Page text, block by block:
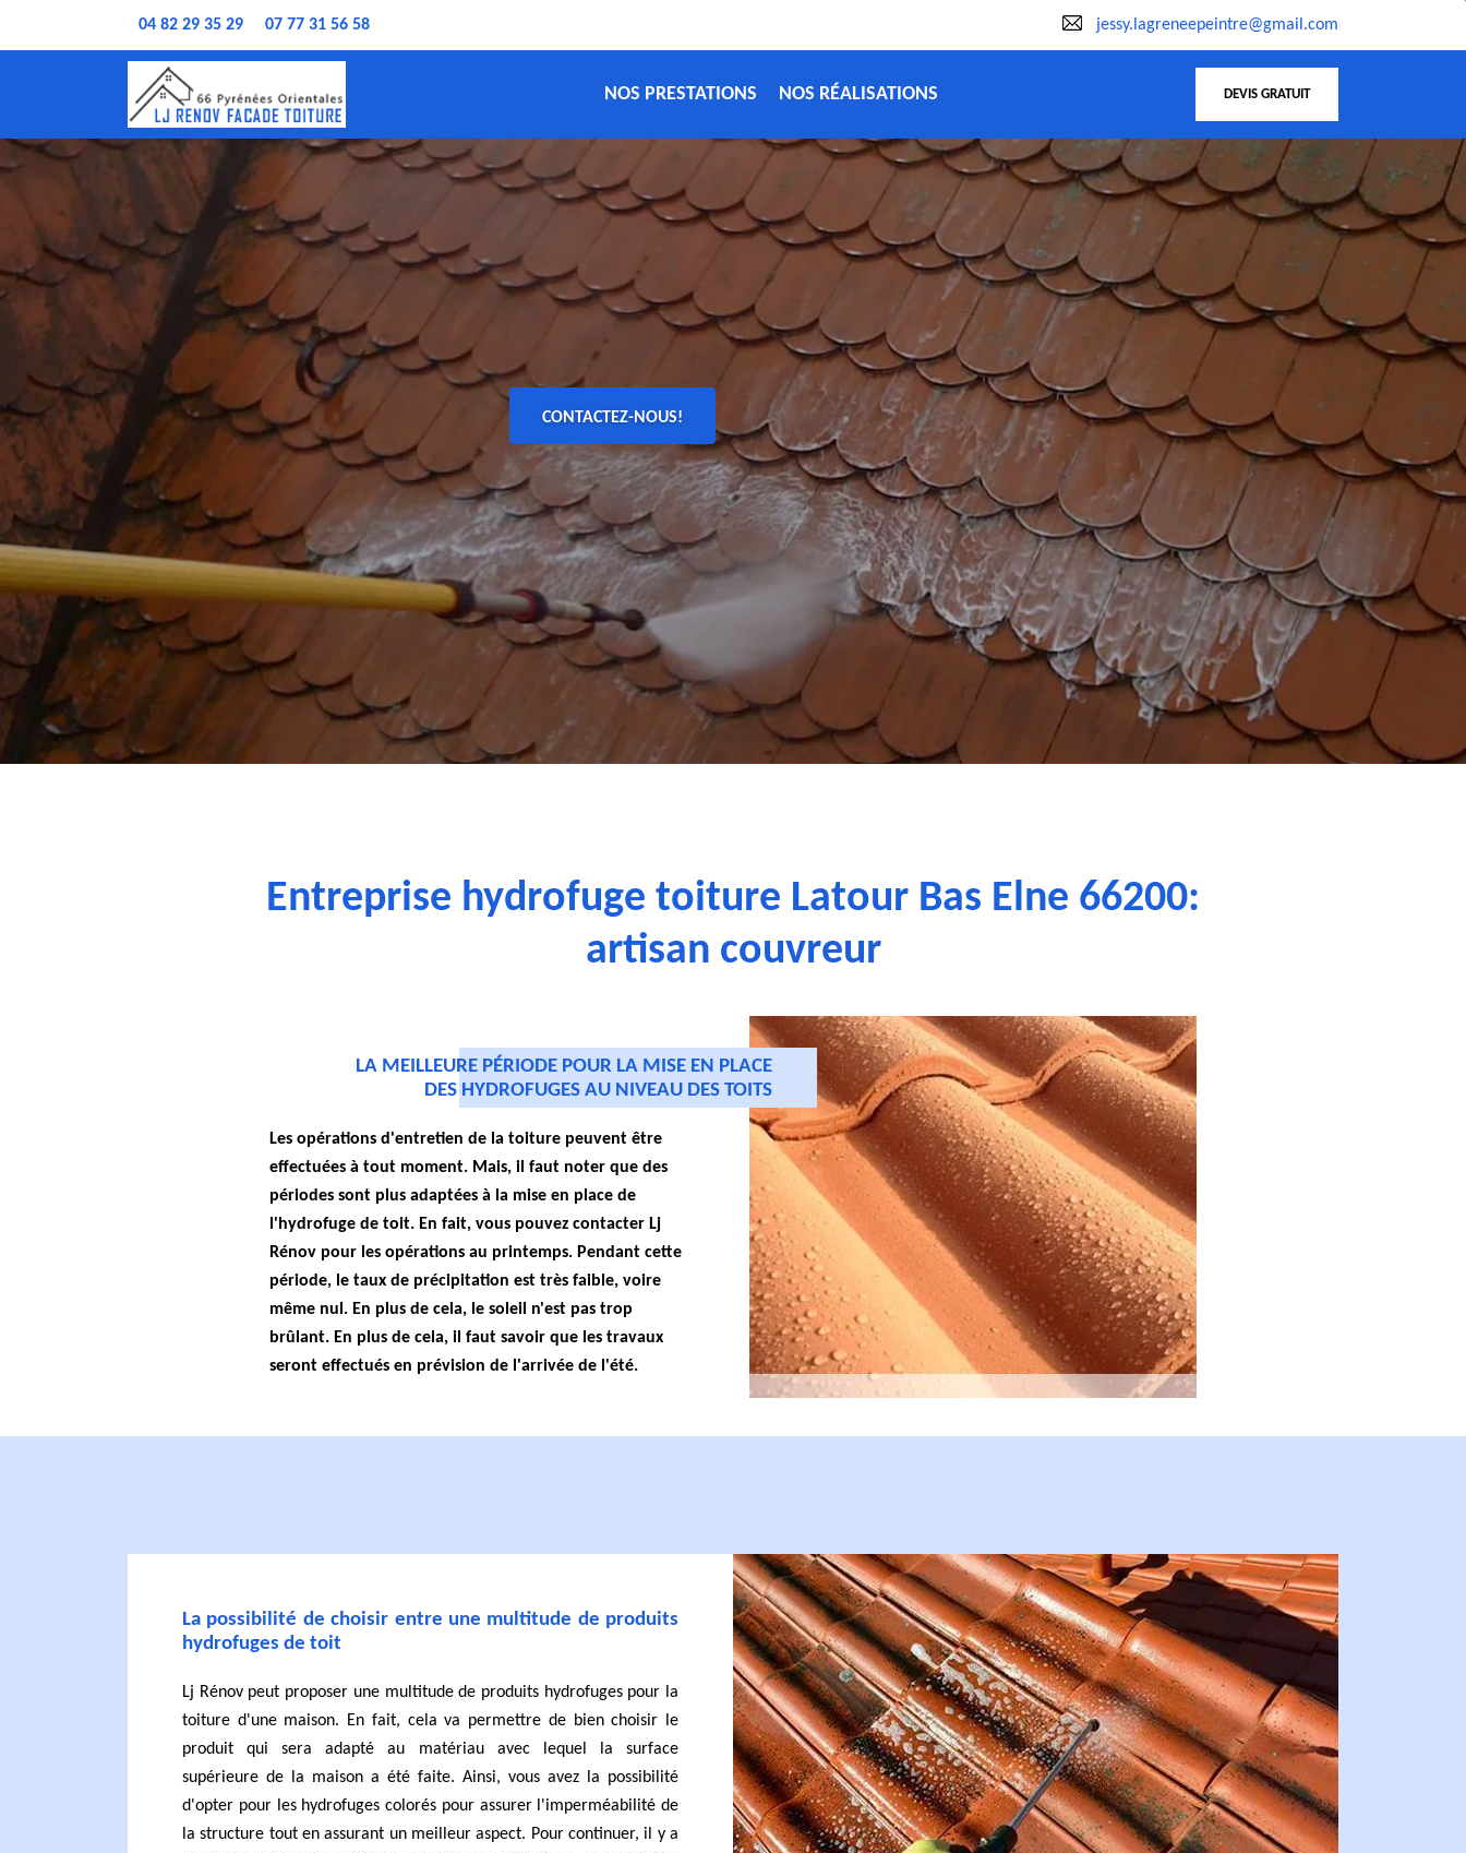
04 82 29 35 29 07 77 31 56 58 jessy.lagreneepeintre@gmail.com
NOS PRESTATIONS NOS RÉALISATIONS DEVIS GRATUIT
CONTACTEZ-NOUS!
Entreprise hydrofuge toiture Latour Bas Elne 66200:
artisan couvreur
LA MEILLEURE PÉRIODE POUR LA MISE EN PLACE
DES HYDROFUGES AU NIVEAU DES TOITS
Les opérations d'entretien de la toiture peuvent être
effectuées à tout moment. Mais, il faut noter que des
périodes sont plus adaptées à la mise en place de
l'hydrofuge de toit. En fait, vous pouvez contacter Lj
Rénov pour les opérations au printemps. Pendant cette
période, le taux de précipitation est très faible, voire
même nul. En plus de cela, le soleil n'est pas trop
brûlant. En plus de cela, il faut savoir que les travaux
seront effectués en prévision de l'arrivée de l'été.
La possibilité de choisir entre une multitude de produits
hydrofuges de toit
Lj Rénov peut proposer une multitude de produits hydrofuges pour la
toiture d'une maison. En fait, cela va permettre de bien choisir le
produit qui sera adapté au matériau avec lequel la surface
supérieure de la maison a été faite. Ainsi, vous avez la possibilité
d'opter pour les hydrofuges colorés pour assurer l'imperméabilité de
la structure tout en assurant un meilleur aspect. Pour continuer, il y a